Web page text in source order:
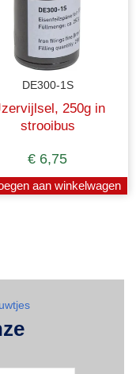
DE300-1S
250g in
strooibus
€ 6,75
aan winkelwagen